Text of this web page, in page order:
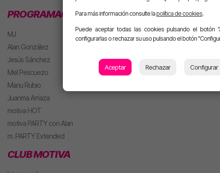
PROGRAMACIÓN
MJ
Alan González
Jesús Sánchez
Mel Pescuezo
Manu Rubio
Juanma Arriaza
motiva HOT
motiva PARTY con Alan
m. PARTY Extended
CLUB MOTIVA
Para más información consulte la política de cookies.
Puede aceptar todas las cookies pulsando el botón
configurarlas o rechazar su uso pulsando el botón
Aceptar Rechazar Configurar